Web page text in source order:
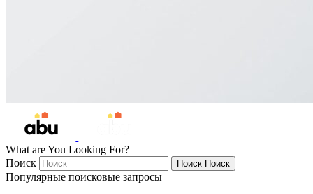
What are You Looking For?
Поиск
Поиск Поиск
Популярные поисковые запросы